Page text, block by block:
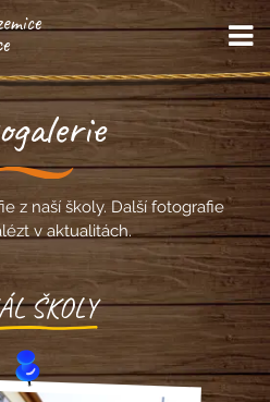
z naší školy. Další fotografie
v aktualitách.
ŠKOLY